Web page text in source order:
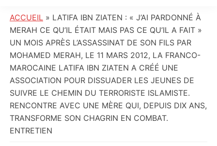
:
info
locale,
société,
culture,
politique,
météo,
faits
divers
et
ACCUEIL » LATIFA IBN ZIATEN : « J’AI PARDONNÉ À
MERAH CE QU’IL ÉTAIT MAIS PAS CE QU’IL A FAIT »
UN MOIS APRÈS L’ASSASSINAT DE SON FILS PAR
MOHAMED MERAH, LE 11 MARS 2012, LA FRANCO-
MAROCAINE LATIFA IBN ZIATEN A CRÉÉ UNE
ASSOCIATION POUR DISSUADER LES JEUNES DE
SUIVRE LE CHEMIN DU TERRORISTE ISLAMISTE.
RENCONTRE AVEC UNE MÈRE QUI, DEPUIS DIX ANS,
TRANSFORME SON CHAGRIN EN COMBAT.
ENTRETIEN